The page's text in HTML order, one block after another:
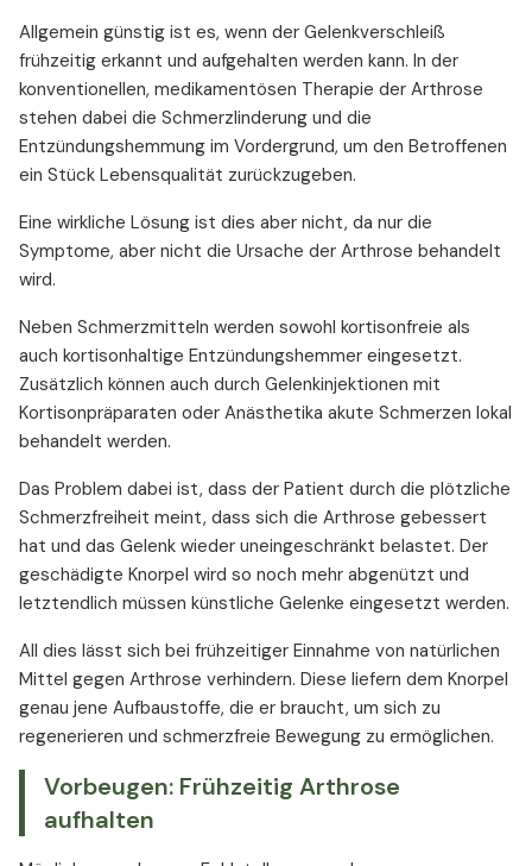
Allgemein günstig ist es, wenn der Gelenkverschleiß
frühzeitig erkannt und aufgehalten werden kann. In der
konventionellen, medikamentösen Therapie der Arthrose
stehen dabei die Schmerzlinderung und die
Entzündungshemmung im Vordergrund, um den Betroffenen
ein Stück Lebensqualität zurückzugeben.
Eine wirkliche Lösung ist dies aber nicht, da nur die
Symptome, aber nicht die Ursache der Arthrose behandelt
wird.
Neben Schmerzmitteln werden sowohl kortisonfreie als
auch kortisonhaltige Entzündungshemmer eingesetzt.
Zusätzlich können auch durch Gelenkinjektionen mit
Kortisonpräparaten oder Anästhetika akute Schmerzen lokal
behandelt werden.
Das Problem dabei ist, dass der Patient durch die plötzliche
Schmerzfreiheit meint, dass sich die Arthrose gebessert
hat und das Gelenk wieder uneingeschränkt belastet. Der
geschädigte Knorpel wird so noch mehr abgenützt und
letztendlich müssen künstliche Gelenke eingesetzt werden.
All dies lässt sich bei frühzeitiger Einnahme von natürlichen
Mittel gegen Arthrose verhindern. Diese liefern dem Knorpel
genau jene Aufbaustoffe, die er braucht, um sich zu
regenerieren und schmerzfreie Bewegung zu ermöglichen.
Vorbeugen: Frühzeitig Arthrose
aufhalten